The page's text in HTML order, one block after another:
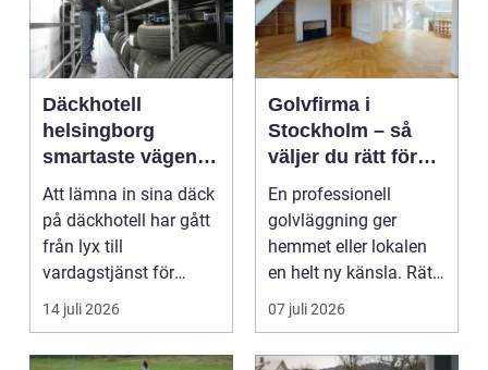
Däckhotell
helsingborg
smartaste vägen
till säkra hjulskift
Att lämna in sina däck
på däckhotell har gått
från lyx till
vardagstjänst för
många bilägare. I
Hels...
14 juli 2026
Golvfirma i
Stockholm – så
väljer du rätt för
ett hållbart golv
En professionell
golvläggning ger
hemmet eller lokalen
en helt ny känsla. Rätt
materi...
07 juli 2026